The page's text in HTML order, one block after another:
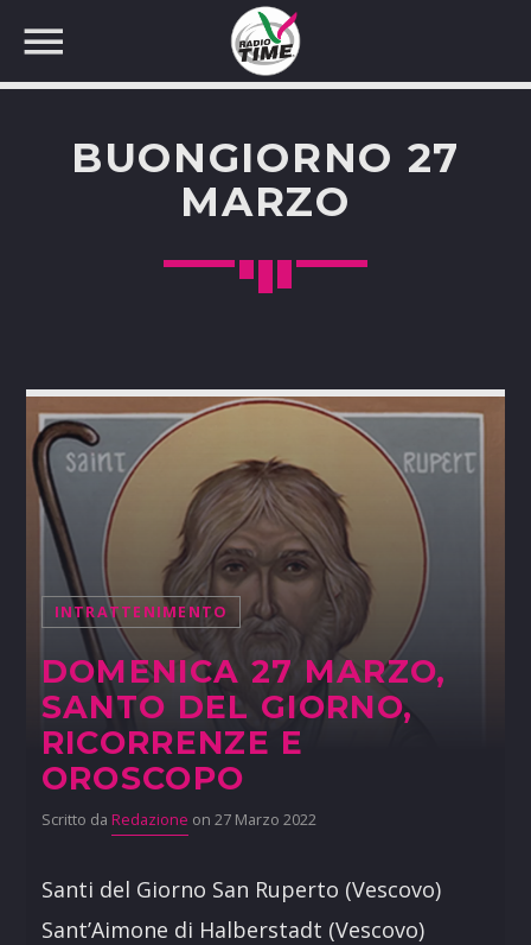
CERCA NEL SITO WEB:
BUONGIORNO 27
MARZO
INTRATTENIMENTO
DOMENICA 27 MARZO,
SANTO DEL GIORNO,
RICORRENZE E
OROSCOPO
Scritto da Redazione on 27 Marzo 2022
Santi del Giorno San Ruperto (Vescovo)
Sant’Aimone di Halberstadt (Vescovo)